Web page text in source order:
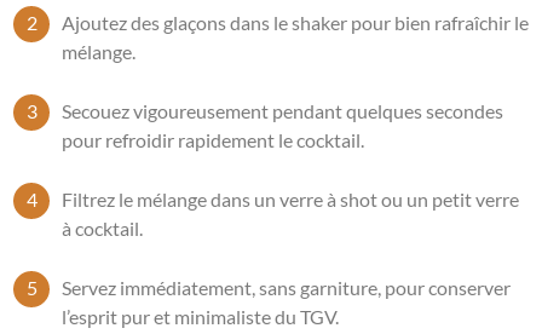
Ajoutez des glaçons dans le shaker pour bien rafraîchir le
mélange.
Secouez vigoureusement pendant quelques secondes
pour refroidir rapidement le cocktail.
Filtrez le mélange dans un verre à shot ou un petit verre
à cocktail.
Servez immédiatement, sans garniture, pour conserver
l’esprit pur et minimaliste du TGV.